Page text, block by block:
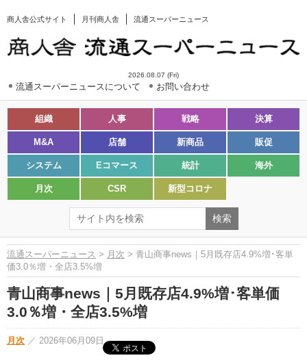
商人舎公式サイト 月刊商人舎 流通スーパーニュース
2026.08.07 (Fri)
流通スーパーニュースについて お問い合わせ
組織 人事 戦略 決算
M&A 店舗 新商品 販促
システム Eコマース 統計 海外
月次 CSR 新型コロナ
流通スーパーニュース > 月次 > 青山商事news｜5月既存店4.9%増･客単
価3.0％増・全店3.5%増
青山商事news｜5月既存店4.9%増･客単価
3.0％増・全店3.5%増
月次 ／ 2026年06月09日